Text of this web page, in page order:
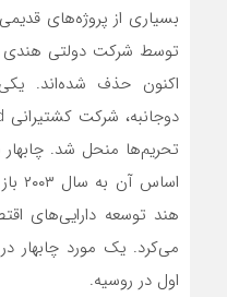
بسیاری از پروژه‌های
اکنون حذف شده‌اند.
تحریم‌ها منحل شد.
هند توسعه دارایی‌های
می‌کرد. یک مورد چابهار
اول در روسیه.